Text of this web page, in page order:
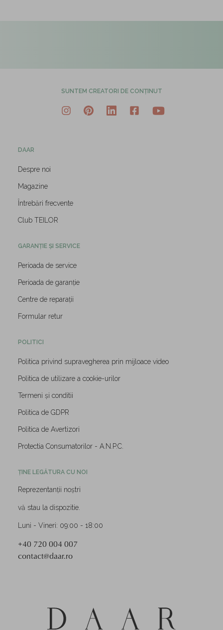
SUNTEM CREATORI DE CONȚINUT
DAAR
Despre noi
Magazine
Întrebări frecvente
Club TEILOR
GARANȚIE ȘI SERVICE
Perioada de service
Perioada de garanție
Centre de reparații
Formular retur
POLITICI
Politica privind supravegherea prin mijloace video
Politica de utilizare a cookie-urilor
Termeni și conditii
Politica de GDPR
Politica de Avertizori
Protectia Consumatorilor - A.N.P.C.
ȚINE LEGĂTURA CU NOI
Reprezentanții noștri
vă stau la dispozitie.
Luni - Vineri: 09:00 - 18:00
+40 720 004 007
contact@daar.ro